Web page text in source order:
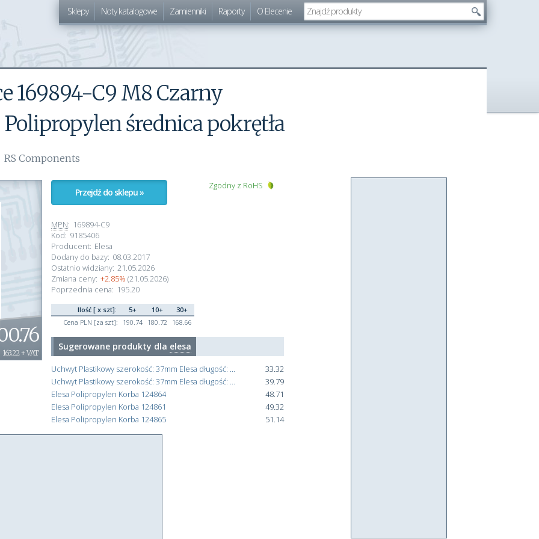
Sklepy Noty katalogowe Zamienniki Raporty O Elecenie
169894-C9 M8 Czarny
średnica pokrętła
RS Components
163.22 + VAT
Przejdź do sklepu »
Zgodny z RoHS
MPN: 169894-C9
Kod: 9185406
Producent: Elesa
Dodany do bazy: 08.03.2017
Ostatnio widziany: 21.05.2026
Zmiana ceny: +2.85% (21.05.2026)
Poprzednia cena: 195.20
Ilość [ x szt]: 5+ 10+
30+
Cena PLN [za szt]:
190.74 180.72 168.66
Sugerowane produkty dla elesa
33.32
39.79
Elesa Polipropylen Korba 124864
48.71
Elesa Polipropylen Korba 124861
49.32
Elesa Polipropylen Korba 124865
51.14